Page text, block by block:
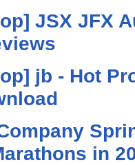
JSX JFX
jb - Hot
in